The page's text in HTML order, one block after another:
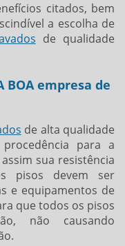
citados, bem
a escolha de
de qualidade
BOA empresa de
de alta qualidade
para a
sua resistência
pisos devem ser
e equipamentos de
que todos os pisos
não causando